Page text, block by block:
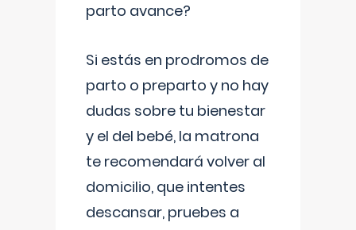
parto avance?
Si estás en prodromos de
parto o preparto y no hay
dudas sobre tu bienestar
y el del bebé, la matrona
te recomendará volver al
domicilio, que intentes
descansar, pruebes a